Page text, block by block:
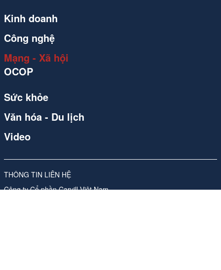
THÔNG TIN LIÊN HỆ
Công ty Cổ phần Carvill Việt Nam
Kinh doanh
Công nghệ
Mạng - Xã hội
OCOP
Sức khỏe
Văn hóa - Du lịch
Video